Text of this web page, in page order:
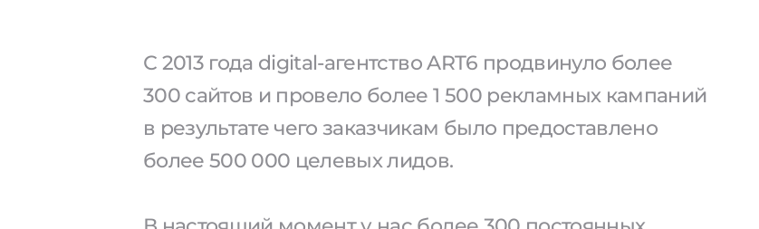
С 2013 года digital-агентство ART6 продвинуло более
300 сайтов и провело более 1 500 рекламных кампаний
в результате чего заказчикам было предоставлено
более 500 000 целевых лидов.